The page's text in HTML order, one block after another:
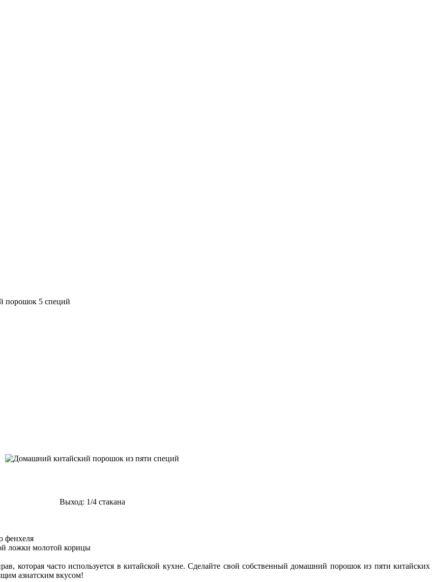
порошок 5 специй
Выход: 1/4 стакана
фенхеля
ложки молотой корицы
которая часто используется в китайской кухне. Сделайте свой собственный домашний порошок из пяти китайских
азиатским вкусом!